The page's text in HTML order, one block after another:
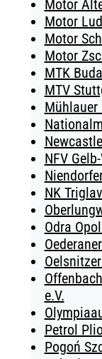
Motor
Motor
Motor
Motor
MTK
MTV
Mühlauer
NFV
NK
Odra
e.V.
Petrol
Pogoń